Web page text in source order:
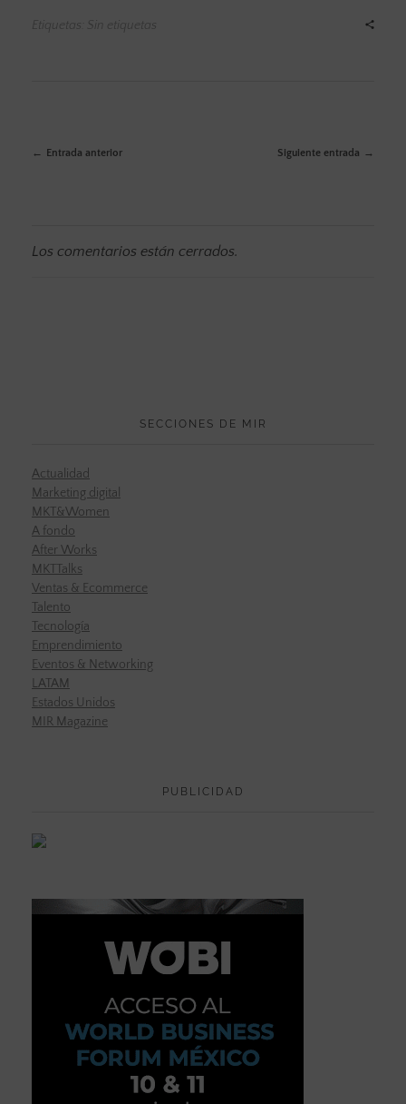
Etiquetas: Sin etiquetas
Entrada anterior Siguiente entrada
Los comentarios están cerrados.
SECCIONES DE MIR
Actualidad
Marketing digital
MKT&Women
A fondo
After Works
MKTTalks
Ventas & Ecommerce
Talento
Tecnología
Emprendimiento
Eventos & Networking
LATAM
Estados Unidos
MIR Magazine
PUBLICIDAD